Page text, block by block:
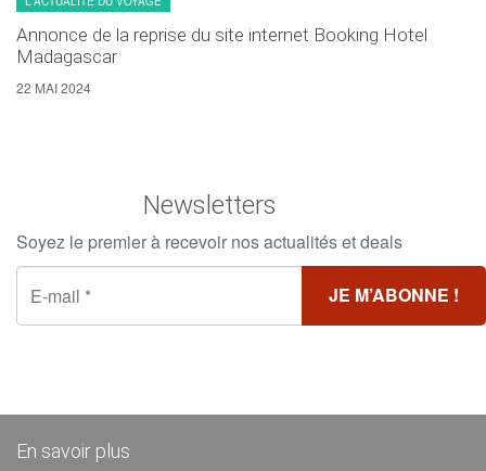
Annonce de la reprise du site internet Booking Hotel
Madagascar
22 MAI 2024
Newsletters
Soyez le premier à recevoir nos actualités et deals
En savoir plus